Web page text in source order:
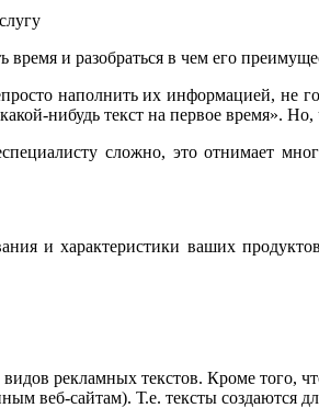
и разобраться в чем его
наполнить их информацией, не
нибудь текст на первое время».
сложно, это отнимает
и характеристики ваших
рекламных текстов. Кроме того,
веб-сайтам). Т.е. тексты